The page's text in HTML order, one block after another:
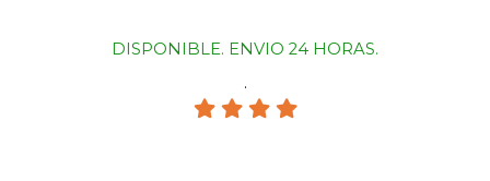
DISPONIBLE. ENVIO 24 HORAS.
.